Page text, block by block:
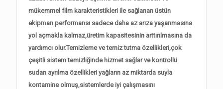
mükemmel film karakteristikleri ile sağlanan üstün
ekipman performansı sadece daha az arıza yaşanmasına
yol açmakla kalmaz,üretim kapasitesinin arttırılmasına da
yardımcı olur.Temizleme ve temiz tutma özellikleri,çok
çeşitli sistem temizliğinde hizmet sağlar ve kontrollü
sudan ayrılma özellikleri yağların az miktarda suyla
kontamine olmuş,sistemlerde iyi çalışmasını